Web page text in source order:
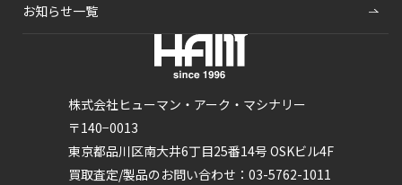
株式会社ヒューマン・アーク・マシナリー
〒140−0013
東京都品川区南大井6丁目25番14号 OSKビル4F
買取査定/製品のお問い合わせ：03-5762-1011
お知らせ一覧